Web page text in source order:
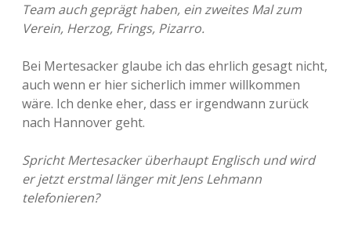
Team auch geprägt haben, ein zweites Mal zum
Verein, Herzog, Frings, Pizarro.
Bei Mertesacker glaube ich das ehrlich gesagt nicht,
auch wenn er hier sicherlich immer willkommen
wäre. Ich denke eher, dass er irgendwann zurück
nach Hannover geht.
Spricht Mertesacker überhaupt Englisch und wird
er jetzt erstmal länger mit Jens Lehmann
telefonieren?